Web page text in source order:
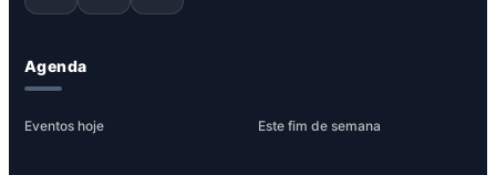
Agenda
Eventos hoje Este fim de semana